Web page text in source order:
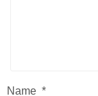
Name *